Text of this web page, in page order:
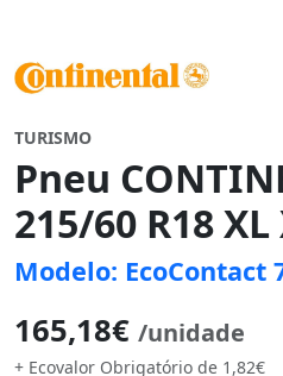
TURISMO
Pneu
215/60 R18 XL
Modelo: EcoContact
165,18€ /unidade
+ Ecovalor Obrigatório de 1,82€